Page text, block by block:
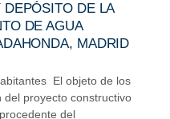
DE LA
DE AGUA
MADRID
El objeto de los
proyecto constructivo
del